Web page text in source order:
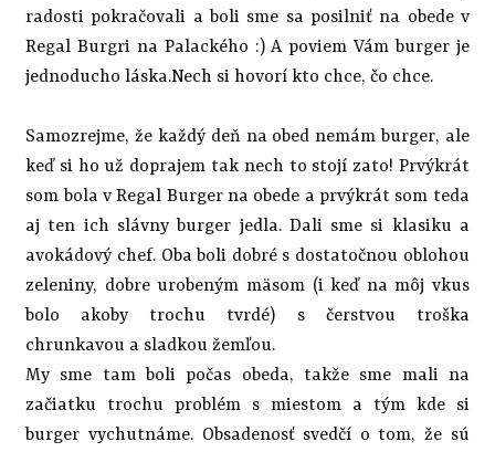
radosti pokračovali a boli sme sa posilniť na obede v
Regal Burgri na Palackého :) A poviem Vám burger je
jednoducho láska.Nech si hovorí kto chce, čo chce.
Samozrejme, že každý deň na obed nemám burger, ale
keď si ho už doprajem tak nech to stojí zato! Prvýkrát
som bola v Regal Burger na obede a prvýkrát som teda
aj ten ich slávny burger jedla. Dali sme si klasiku a
avokádový chef. Oba boli dobré s dostatočnou oblohou
zeleniny, dobre urobeným mäsom (i keď na môj vkus
bolo akoby trochu tvrdé) s čerstvou troška
chrunkavou a sladkou žemľou.
My sme tam boli počas obeda, takže sme mali na
začiatku trochu problém s miestom a tým kde si
burger vychutnáme. Obsadenosť svedčí o tom, že sú